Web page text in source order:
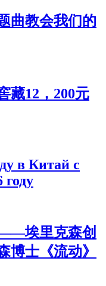
曲教会我们的
藏12，200元
в Китай с
году
埃里克森创
博士《流动》